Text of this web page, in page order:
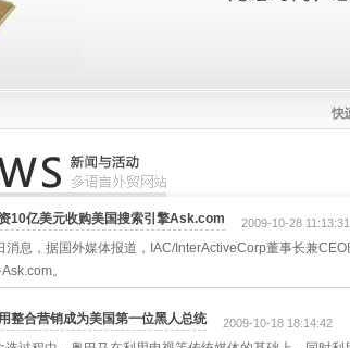
10亿美元收购美国搜索引擎Ask.com 2009-10-28 11:13:31
消息，据国外媒体报道，IAC/InterActiveCorp董事长兼
。
整合营销成为美国第一位黑人总统 2009-10-18 18:14:42